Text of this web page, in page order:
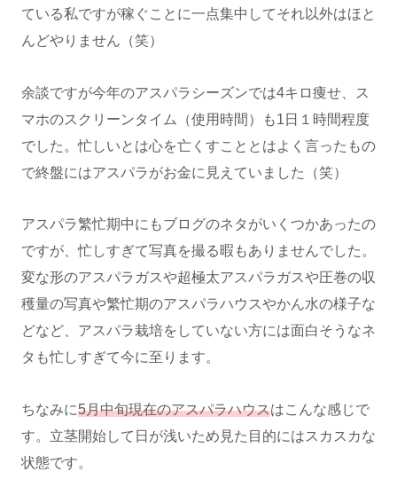
ている私ですが稼ぐことに一点集中してそれ以外はほと
んどやりません（笑）
余談ですが今年のアスパラシーズンでは4キロ痩せ、ス
マホのスクリーンタイム（使用時間）も1日１時間程度
でした。忙しいとは心を亡くすこととはよく言ったもの
で終盤にはアスパラがお金に見えていました（笑）
アスパラ繁忙期中にもブログのネタがいくつかあったの
ですが、忙しすぎて写真を撮る暇もありませんでした。
変な形のアスパラガスや超極太アスパラガスや圧巻の収
穫量の写真や繁忙期のアスパラハウスやかん水の様子な
どなど、アスパラ栽培をしていない方には面白そうなネ
タも忙しすぎて今に至ります。
ちなみに5月中旬現在のアスパラハウスはこんな感じで
す。立茎開始して日が浅いため見た目的にはスカスカな
状態です。